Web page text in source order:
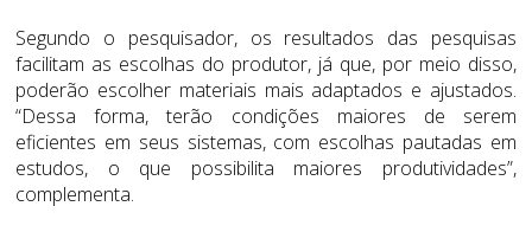
Segundo o pesquisador, os resultados das pesquisas
facilitam as escolhas do produtor, já que, por meio disso,
poderão escolher materiais mais adaptados e ajustados.
“Dessa forma, terão condições maiores de serem
eficientes em seus sistemas, com escolhas pautadas em
estudos, o que possibilita maiores produtividades”,
complementa.